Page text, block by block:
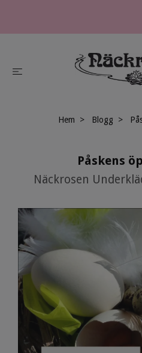
Hem Blogg
Påskens
Näckrosen